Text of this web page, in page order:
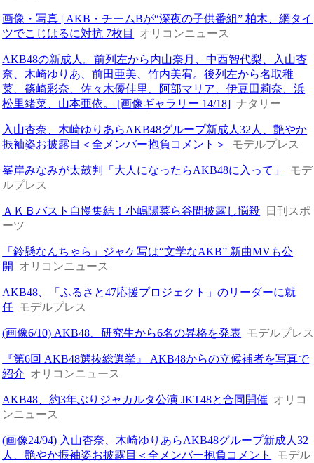
画像・写真 | AKB・チームBが“深夜の子供番組” 柏木、網タイ
ツでこじはるに対抗 7枚目
オリコンニュース
AKB48の新成人。前列左から内山奈月、中西智代梨、入山杏
奈、木崎ゆりあ、前田亜美、竹内美宥。後列左から名取稚
菜、篠崎彩奈、佐々木優佳里、阿部マリア、伊豆田莉奈、浜
松里緒菜、山本亜依。 [画像ギャラリー 14/18] ナタリー
入山杏奈、木崎ゆりあらAKB48グループ新成人32人、艶やか
振袖姿お披露目＜全メンバー抱負コメント＞
モデルプレス
峯岸みなみが太鼓判「大人になったらAKB48に入って」
モデ
ルプレス
ＡＫＢバスト自慢集結！小嶋陽菜ら谷間披露し悩殺
日刊スポ
ーツ
「鈴懸なんちゃら」ジャケ写は“文学なAKB” 新曲MVも公
開
オリコンニュース
AKB48、「ふるさと47応援プロジェクト」のリーダーに就
任 モデルプレス
(画像6/10) AKB48、研究生から6名の昇格を発表 モデルプレス
『第6回 AKB48選抜総選挙』 AKB48からの立候補者を写真で
紹介 オリコンニュース
AKB48、約3年ぶりジャカルタ公演 JKT48と合同開催 オリコ
ンニュース
(画像24/94) 入山杏奈、木崎ゆりあらAKB48グループ新成人32
人、艶やか振袖姿お披露目＜全メンバー抱負コメント
モデル